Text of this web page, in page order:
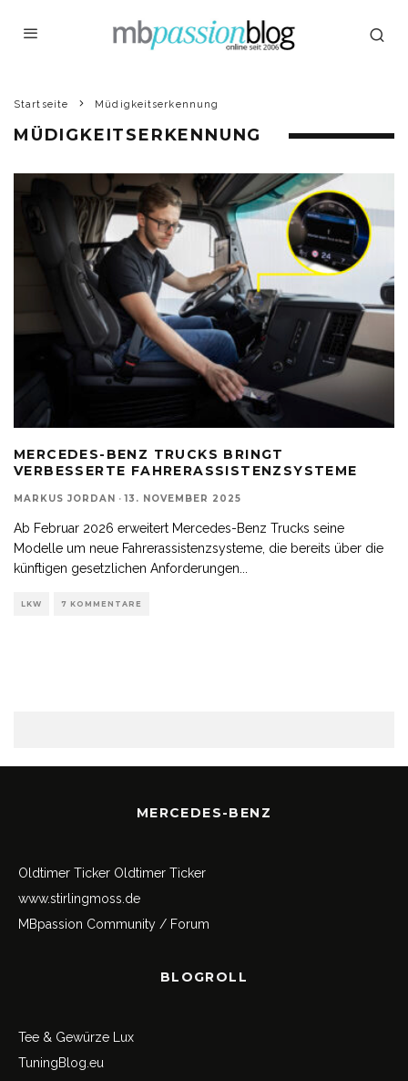
Startseite Müdigkeitserkennung
MÜDIGKEITSERKENNUNG
MERCEDES-BENZ TRUCKS BRINGT
VERBESSERTE FAHRERASSISTENZSYSTEME
MARKUS JORDAN · 13. NOVEMBER 2025
Ab Februar 2026 erweitert Mercedes-Benz Trucks seine
Modelle um neue Fahrerassistenzsysteme, die bereits über die
künftigen gesetzlichen Anforderungen
LKW 7 KOMMENTARE
MERCEDES-BENZ
Oldtimer Ticker Oldtimer Ticker
www.stirlingmoss.de
MBpassion Community / Forum
BLOGROLL
Tee & Gewürze Lux
TuningBlog.eu